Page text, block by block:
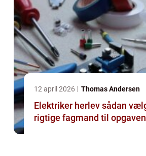
12 april 2026 Thomas Andersen
Elektriker herlev sådan vælger du den
rigtige fagmand til opgaven